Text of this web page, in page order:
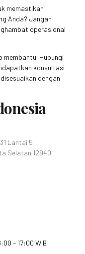
memastikan
Anda? Jangan
operasional
membantu. Hubungi
konsultasi
dengan
Lantai 5
Selatan 12940
– 17:00 WIB